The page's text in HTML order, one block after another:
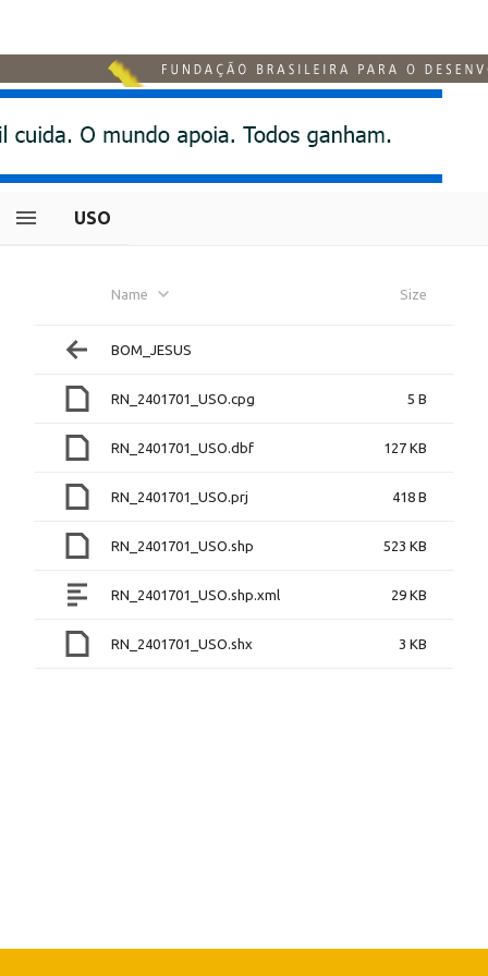
USO
Name Size
BOM_JESUS
RN_2401701_USO.cpg 5 B
RN_2401701_USO.dbf 127 KB
RN_2401701_USO.prj 418 B
RN_2401701_USO.shp 523 KB
RN_2401701_USO.shp.xml 29 KB
RN_2401701_USO.shx 3 KB